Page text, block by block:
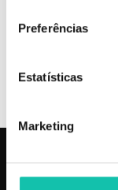
Preferências
Estatísticas
Marketing
OPINIÕES
MELHOR PREÇO
PRODUTOS